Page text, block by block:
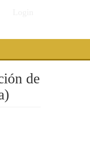
de